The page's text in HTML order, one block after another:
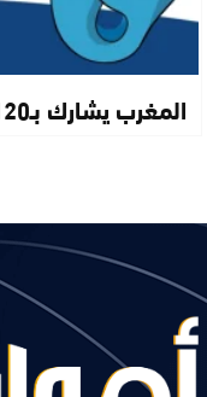
المغرب يشارك بـ120 رياضيا في دورة تارانتو 2026